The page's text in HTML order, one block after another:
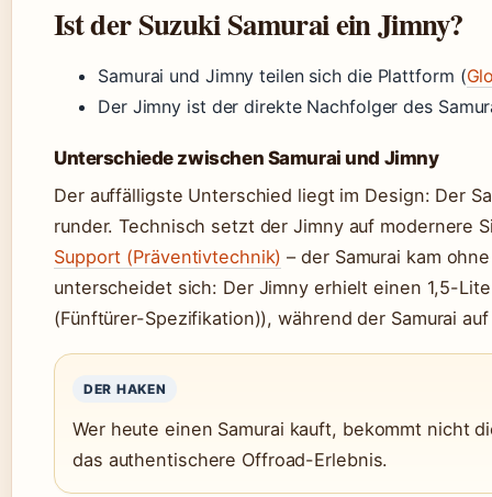
Ist der Suzuki Samurai ein Jimny?
Samurai und Jimny teilen sich die Plattform (
Der Jimny ist der direkte Nachfolger des
Unterschiede zwischen Samurai und Jimny
Der auffälligste Unterschied liegt im Design: Der
runder. Technisch setzt der Jimny auf modernere
Support (Präventivtechnik) – der Samurai kam
unterscheidet sich: Der Jimny erhielt einen 1,5-
(Fünftürer-Spezifikation)), während der Samurai
DER HAKEN
Wer heute einen Samurai kauft, bekommt nicht
das authentischere Offroad-Erlebnis.